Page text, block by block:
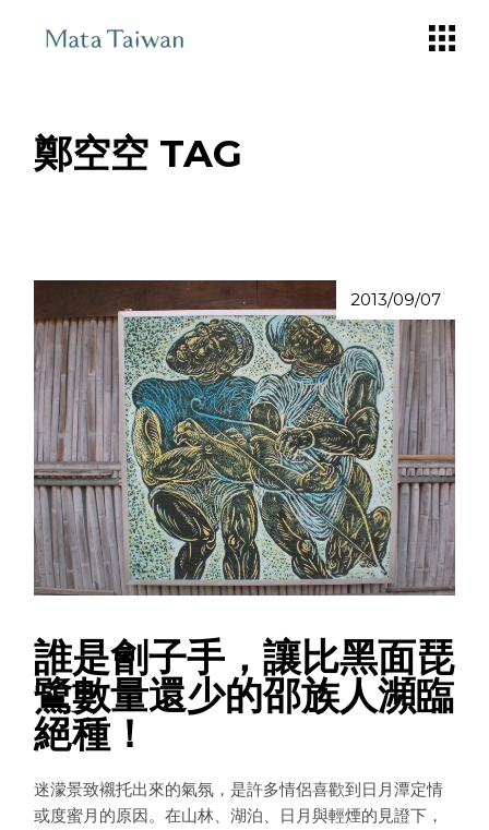
鄭空空 TAG
2013/09/07
誰是劊子手，讓比黑面琵
鷺數量還少的邵族人瀕臨
絕種！
迷濛景致襯托出來的氣氛，是許多情侶喜歡到日月潭定情
或度蜜月的原因。在山林、湖泊、日月與輕煙的見證下，